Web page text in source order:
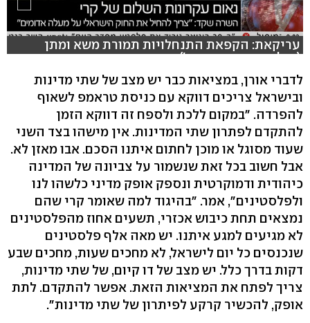
עריקאת: הקפאת התנחלויות תמורת משא ומתן
(צילום: אורי דוידוביץ')
לדברי אורן, במציאות כבר יש מצב של שתי מדינות
ובישראל צריכים דווקא עם כניסת טראמפ לשאוף
להפרדה. "במקום ללכת ולספח זה דווקא הזמן
להתקדם לפתרון שתי המדינות. אין מישהו בצד השני
שעוד מסוגל או מוכן לחתום איתנו הסכם. אבו מאזן לא.
אבל חשוב בכל זאת שנשמור על צביונה של המדינה
כיהודית ודמוקרטית ונספק אופק מדיני כלשהו לנו
ולפלסטינים", אמר. "בהיגוד למה שאומר קרי שהם
נמצאים תחת כיבוש אכזרי, תשעים אחוז מהפלסטינים
לא מגיעים למגע איתנו. יש מאה אלף פלסטינים
שנכנסים כל יום לישראל, לא מחכים שעות, מחכים שבע
דקות בדרך כלל. יש מצב של דו קיום, של שתי מדינות,
צריך לפתח את המציאות הזאת. אפשר להתקדם. לתת
אופק, להכשיר קרקע לפיתרון של שתי מדינות".